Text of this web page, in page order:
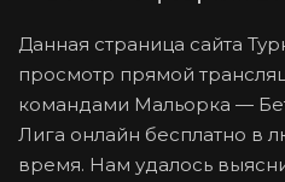
Данная страница сайта
просмотр прямой
командами Мальорка —
Лига онлайн бесплатно в
время. Нам удалось